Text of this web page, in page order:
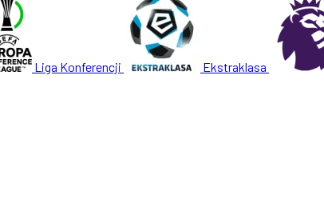
Liga Konferencji Ekstraklasa